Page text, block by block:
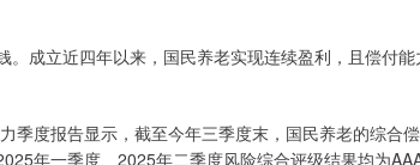
成立近四年以来，国民养老实现连续盈利，且偿付能
度报告显示，截至今年三季度末，国民养老的综合
年一季度、2025年二季度风险综合评级结果均为AAA